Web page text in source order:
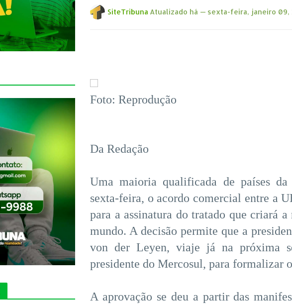
SiteTribuna Atualizado há — sexta-feira, janeiro 09,
Foto: Reprodução
Da Redação
Uma maioria qualificada de países
sexta-feira, o acordo comercial entre a
para a assinatura do tratado que criará
mundo. A decisão permite que a
von der Leyen, viaje já na próxima
presidente do Mercosul, para formalizar
A aprovação se deu a partir das